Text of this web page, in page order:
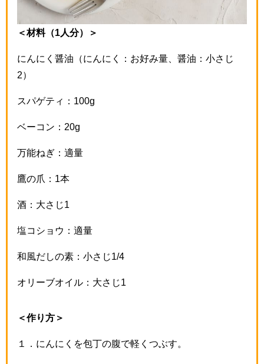
＜材料（1人分）＞
にんにく醤油（にんにく：お好み量、醤油：小さじ
2）
スパゲティ：100g
ベーコン：20g
万能ねぎ：適量
鷹の爪：1本
酒：大さじ1
塩コショウ：適量
和風だしの素：小さじ1/4
オリーブオイル：大さじ1
＜作り方＞
１． にんにくを包丁の腹で軽くつぶす。